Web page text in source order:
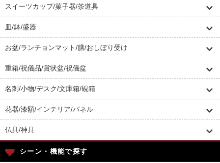
スイーツカップ/菓子器/茶道具
皿/鉢/盛器
お盆/ランチョンマット/膳/おしぼり受け
重箱/祝儀品/賞状盆/祝儀盆
名刺/小物/デスク/文庫箱/硯箱
花器/漆額/インテリア/パネル
仏具/神具
シーン・機能で探す